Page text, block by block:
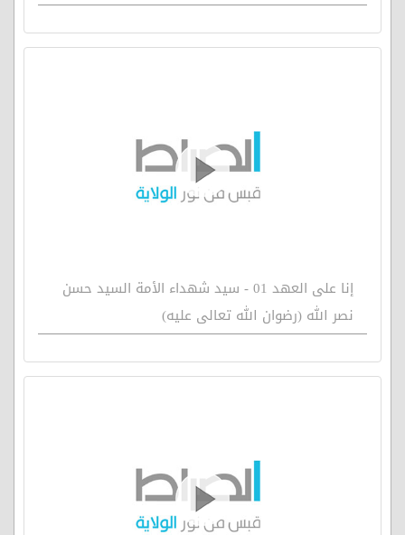
إنا على العهد 01 - سيد شهداء الأمة السيد حسن
نصر الله (رضوان الله تعالى عليه)